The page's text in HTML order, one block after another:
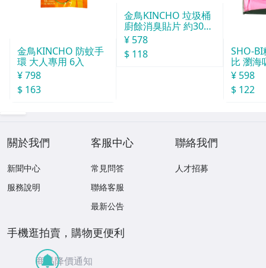
金鳥KINCHO 防蚊手
環 大人專用 6入
¥ 798
$ 163
金鳥KINCHO 垃圾桶
廚餘消臭貼片 約30天
分
¥ 578
$ 118
SHO-
比 瀏海
¥ 598
$ 122
關於我們
新聞中心
服務說明
客服中心
常見問答
聯絡客服
最新公告
聯絡我們
人才招募
手機逛拍賣，購物更便利
商品降價通知